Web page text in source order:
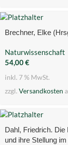
Brechner, Elke
Naturwissenschaft
54,00€
inkl. 7 % MwSt.
zzgl. Versandkosten
Dahl, Friedrich.
und ihre Stellung